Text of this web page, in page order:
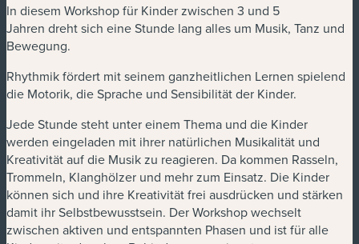
In diesem Workshop für Kinder zwischen 3 und 5
Jahren dreht sich eine Stunde lang alles um Musik, Tanz und
Bewegung.
Rhythmik fördert mit seinem ganzheitlichen Lernen spielend
die Motorik, die Sprache und Sensibilität der Kinder.
Jede Stunde steht unter einem Thema und die Kinder
werden eingeladen mit ihrer natürlichen Musikalität und
Kreativität auf die Musik zu reagieren. Da kommen Rasseln,
Trommeln, Klanghölzer und mehr zum Einsatz. Die Kinder
können sich und ihre Kreativität frei ausdrücken und stärken
damit ihr Selbstbewusstsein. Der Workshop wechselt
zwischen aktiven und entspannten Phasen und ist für alle